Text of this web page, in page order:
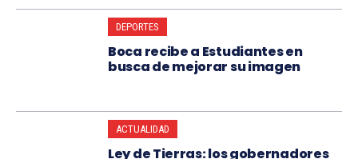
DEPORTES
Boca recibe a Estudiantes en
busca de mejorar su imagen
ACTUALIDAD
Ley de Tierras: los gobernadores